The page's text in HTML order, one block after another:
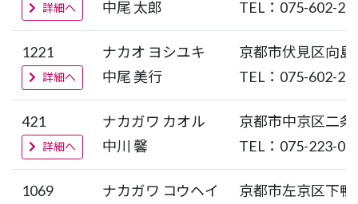
詳細へ
中尾 太郎
TEL：075-602-
1221
詳細へ
ナカオ ヨシユキ
中尾 美行
京都市伏見区向
TEL：075-602-
421
詳細へ
ナカガワ カオル
中川 馨
京都市中京区二
TEL：075-223-
1069
ナカガワ コウヘイ
京都市左京区下